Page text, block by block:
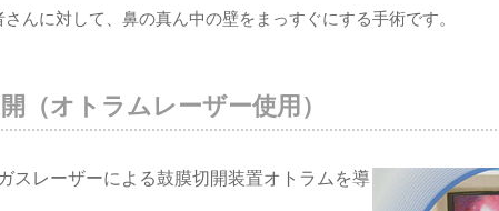
んに対して、鼻の真ん中の壁をまっすぐにする手術です。
（オトラムレーザー使用）
スレーザーによる鼓膜切開装置オトラムを導